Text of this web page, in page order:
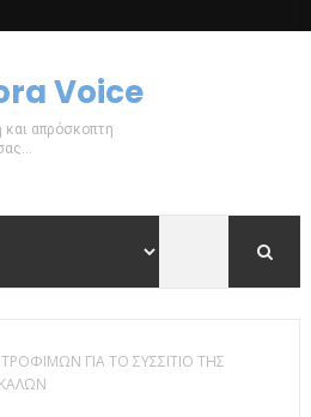
Voice
και απρόσκοπτη
ΓΙΑ ΤΟ ΣΥΣΣΙΤΙΟ ΤΗΣ